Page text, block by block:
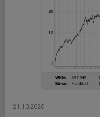
21.10.2020